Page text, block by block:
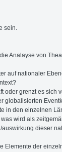
sein.
Analayse von
auf nationaler
oder grenzt es sich
globalisierten
in den einzelnen
wird als
dieser
Elemente der